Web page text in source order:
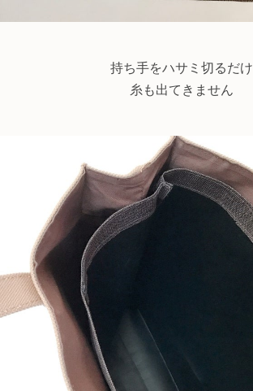
持ち手をハサミ切るだけ
糸も出てきません